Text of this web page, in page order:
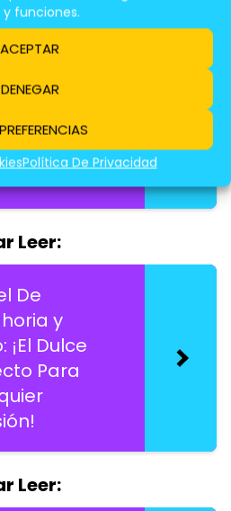
funciones.
ACEPTAR
DENEGAR
Política De Privacidad
Leer:
y Fresas:
y
Leer:
De
y
¡El Dulce
Para
Leer: